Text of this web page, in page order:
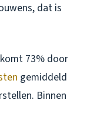
dat is
73% door
gemiddeld
Binnen